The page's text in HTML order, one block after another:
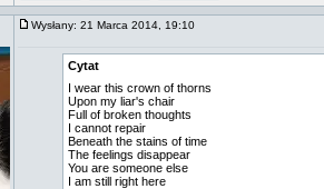
Wysłany: 21 Marca 2014, 19:10
Cytat
I wear this crown of thorns
Upon my liar's chair
Full of broken thoughts
I cannot repair
Beneath the stains of time
The feelings disappear
You are someone else
I am still right here